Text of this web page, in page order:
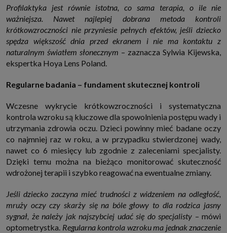
Profilaktyka jest równie istotna, co sama terapia, o ile nie
ważniejsza. Nawet najlepiej dobrana metoda kontroli
krótkowzroczności nie przyniesie pełnych efektów, jeśli dziecko
spędza większość dnia przed ekranem i nie ma kontaktu z
naturalnym światłem słonecznym – zaznacza Sylwia Kijewska,
ekspertka Hoya Lens Poland.
Regularne badania – fundament skutecznej kontroli
Wczesne wykrycie krótkowzroczności i systematyczna
kontrola wzroku są kluczowe dla spowolnienia postępu wady i
utrzymania zdrowia oczu. Dzieci powinny mieć badane oczy
co najmniej raz w roku, a w przypadku stwierdzonej wady,
nawet co 6 miesięcy lub zgodnie z zaleceniami specjalisty.
Dzięki temu można na bieżąco monitorować skuteczność
wdrożonej terapii i szybko reagować na ewentualne zmiany.
Jeśli dziecko zaczyna mieć trudności z widzeniem na odległość,
mruży oczy czy skarży się na bóle głowy to dla rodzica jasny
sygnał, że należy jak najszybciej udać się do specjalisty – mówi
optometrystka. Regularna kontrola wzroku ma jednak znaczenie